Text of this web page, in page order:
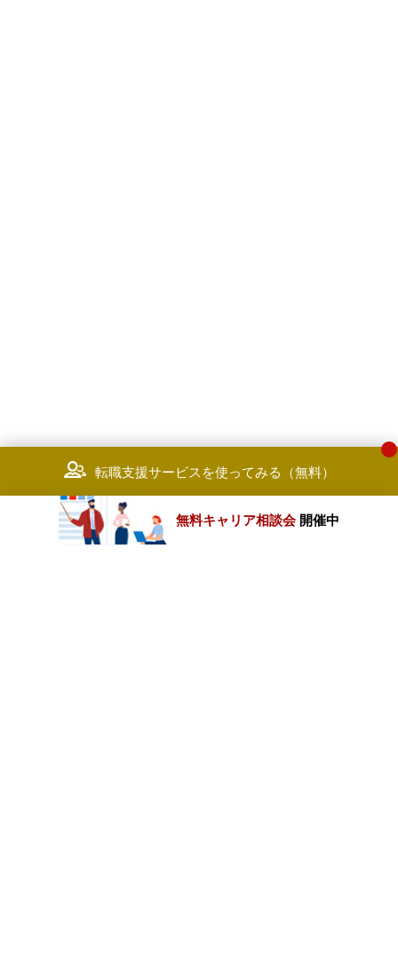
転職支援サービスを使ってみる（無料）
無料キャリア相談会 開催中